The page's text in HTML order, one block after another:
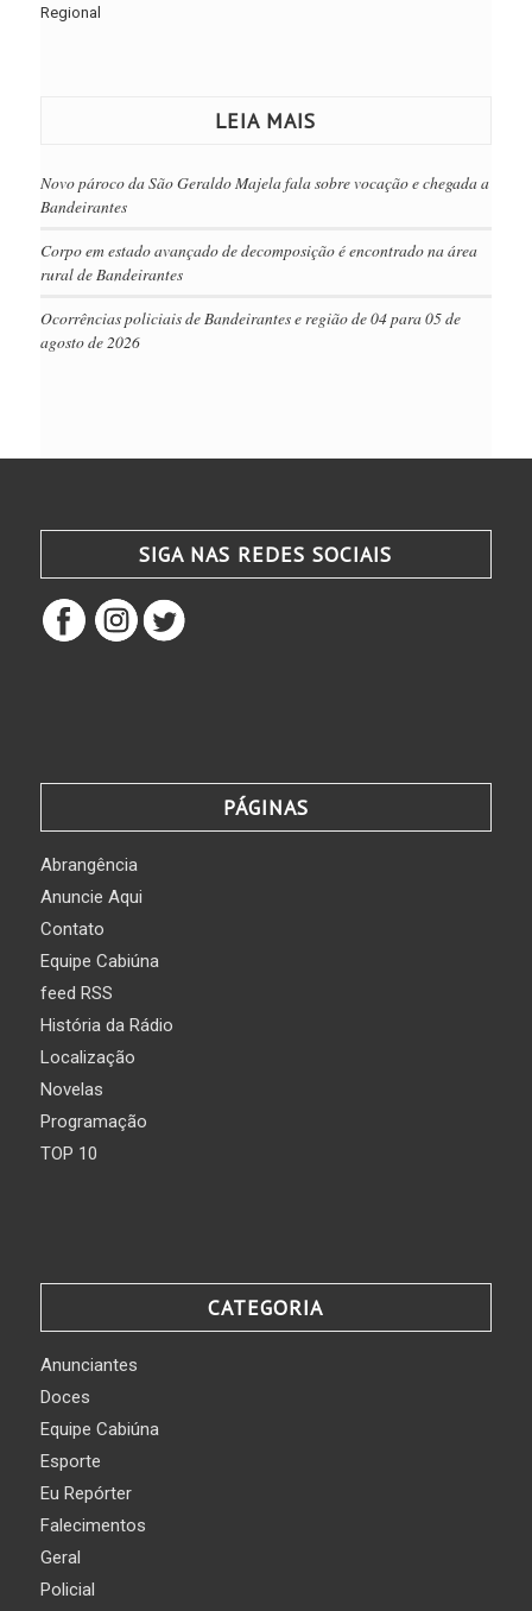
Regional
LEIA MAIS
Novo pároco da São Geraldo Majela fala sobre vocação e chegada a
Bandeirantes
Corpo em estado avançado de decomposição é encontrado na área
rural de Bandeirantes
Ocorrências policiais de Bandeirantes e região de 04 para 05 de
agosto de 2026
SIGA NAS REDES SOCIAIS
PÁGINAS
Abrangência
Anuncie Aqui
Contato
Equipe Cabiúna
feed RSS
História da Rádio
Localização
Novelas
Programação
TOP 10
CATEGORIA
Anunciantes
Doces
Equipe Cabiúna
Esporte
Eu Repórter
Falecimentos
Geral
Policial